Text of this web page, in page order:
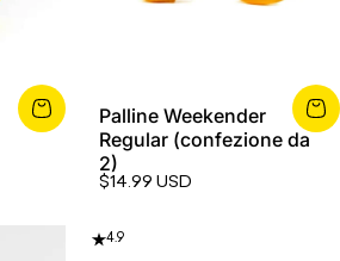
Palline Weekender
Regular (confezione da
2)
$14.99 USD
4.9